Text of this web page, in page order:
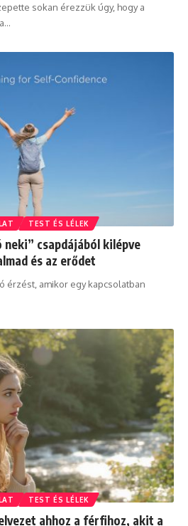
sokan érezzük úgy, hogy a
…
TEST ÉS LÉLEK
neki” csapdájából kilépve
és az erődet
érzést, amikor egy kapcsolatban
TEST ÉS LÉLEK
ahhoz a férfihoz, akit a